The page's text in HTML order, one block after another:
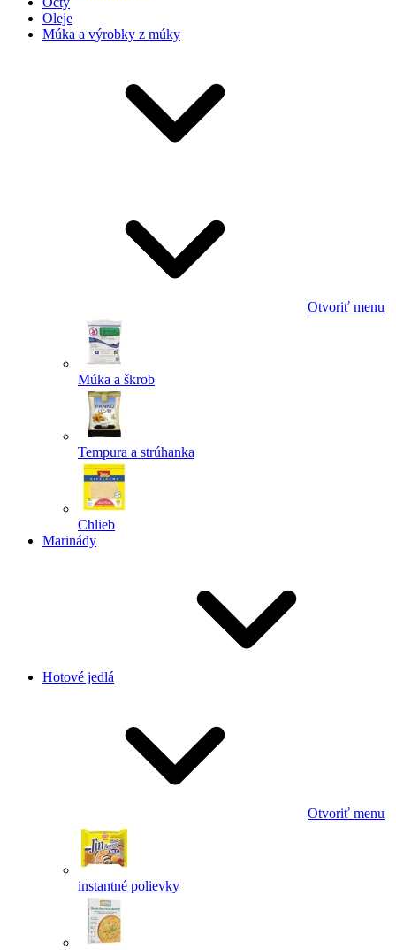
Oleje
Múka a výrobky z múky
Otvoriť menu
Múka a škrob
Tempura a strúhanka
Chlieb
Marinády
Hotové jedlá
Otvoriť menu
instantné polievky
Powered by chaterimo